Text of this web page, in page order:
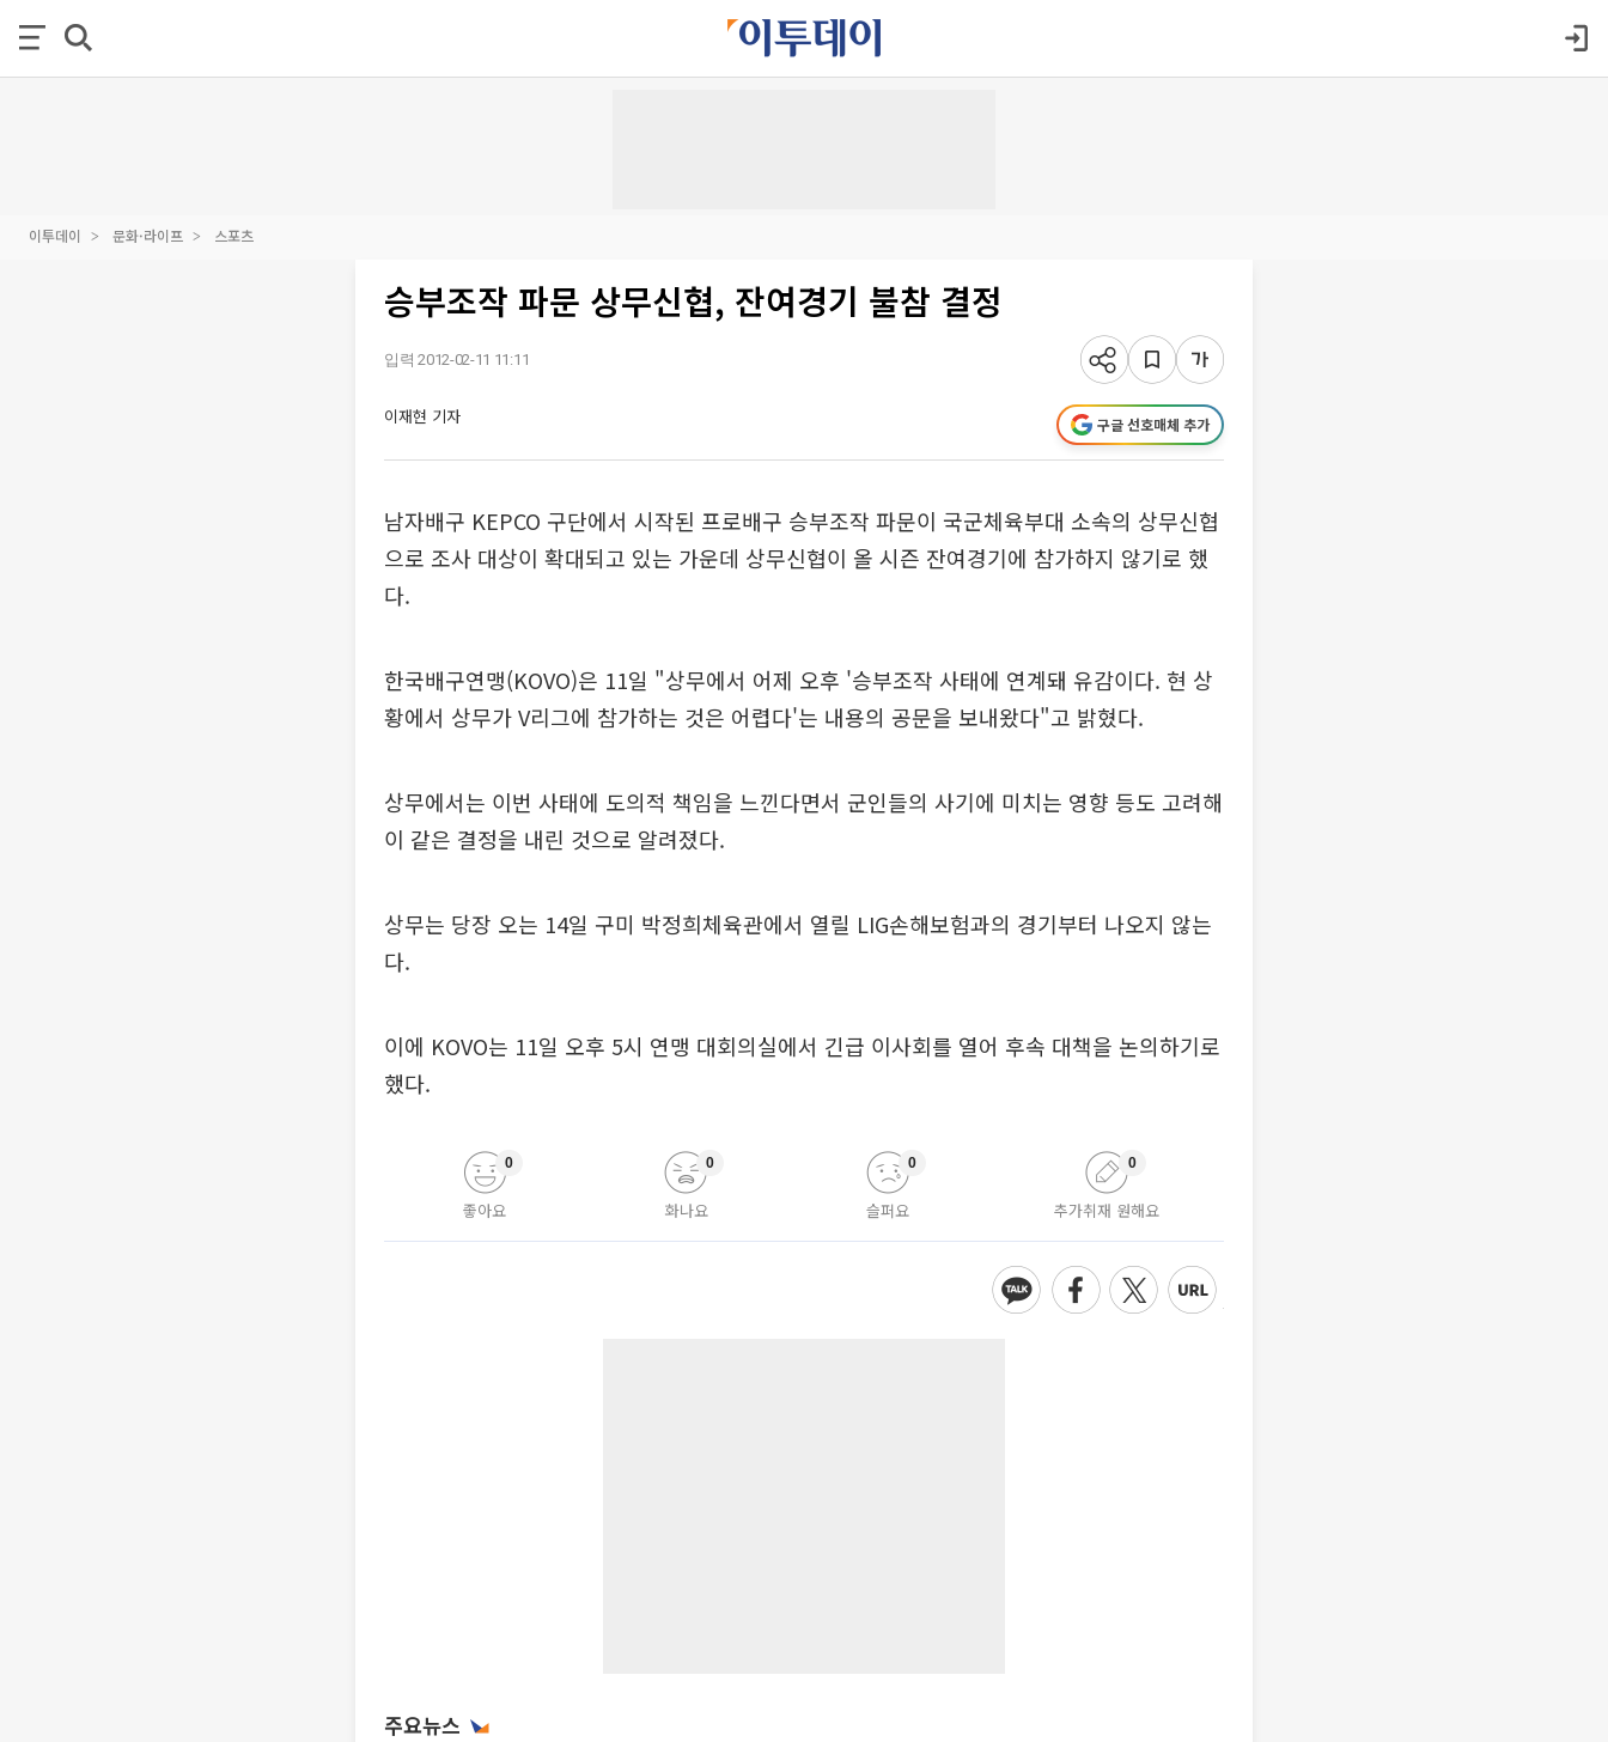
이투데이 문화·라이프 스포츠
승부조작 파문 상무신협, 잔여경기 불참 결정
입력 2012-02-11 11:11
이재현 기자 구글 선호매체 추가
남자배구 KEPCO 구단에서 시작된 프로배구 승부조작 파문이 국군체육부대 소속의 상무신협
으로 조사 대상이 확대되고 있는 가운데 상무신협이 올 시즌 잔여경기에 참가하지 않기로 했
다.
한국배구연맹(KOVO)은 11일 "상무에서 어제 오후 '승부조작 사태에 연계돼 유감이다. 현 상
황에서 상무가 V리그에 참가하는 것은 어렵다'는 내용의 공문을 보내왔다"고 밝혔다.
상무에서는 이번 사태에 도의적 책임을 느낀다면서 군인들의 사기에 미치는 영향 등도 고려해
이 같은 결정을 내린 것으로 알려졌다.
상무는 당장 오는 14일 구미 박정희체육관에서 열릴 LIG손해보험과의 경기부터 나오지 않는
다.
이에 KOVO는 11일 오후 5시 연맹 대회의실에서 긴급 이사회를 열어 후속 대책을 논의하기로
했다.
좋아요
0
화나요
0
슬퍼요
0
추가취재 원해요
0
주요뉴스